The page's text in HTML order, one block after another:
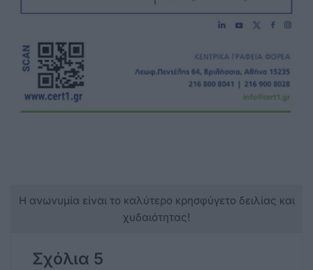
Η ανωνυμία είναι το καλύτερο κρησφύγετο δειλίας και
χυδαιότητας!
Σχόλια 5